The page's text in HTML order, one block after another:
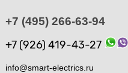
+7 (495) 266-63-94
+7 (926) 419-43-27
info@smart-electrics.ru